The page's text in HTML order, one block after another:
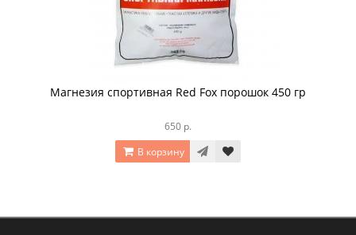
Магнезия спортивная Red Fox порошок 450 гр
650 р.
В корзину